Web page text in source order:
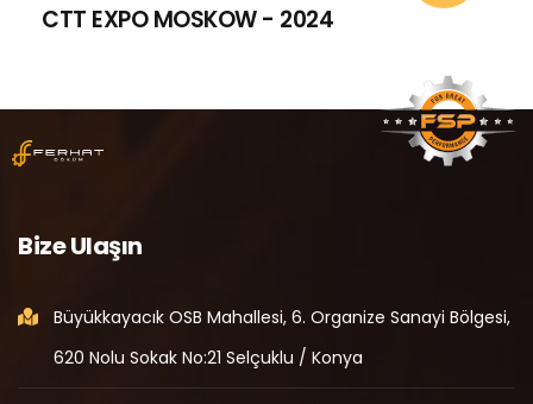
CTT EXPO MOSKOW - 2024
Bize Ulaşın
Büyükkayacık OSB Mahallesi, 6. Organize Sanayi Bölgesi,
620 Nolu Sokak No:21 Selçuklu / Konya